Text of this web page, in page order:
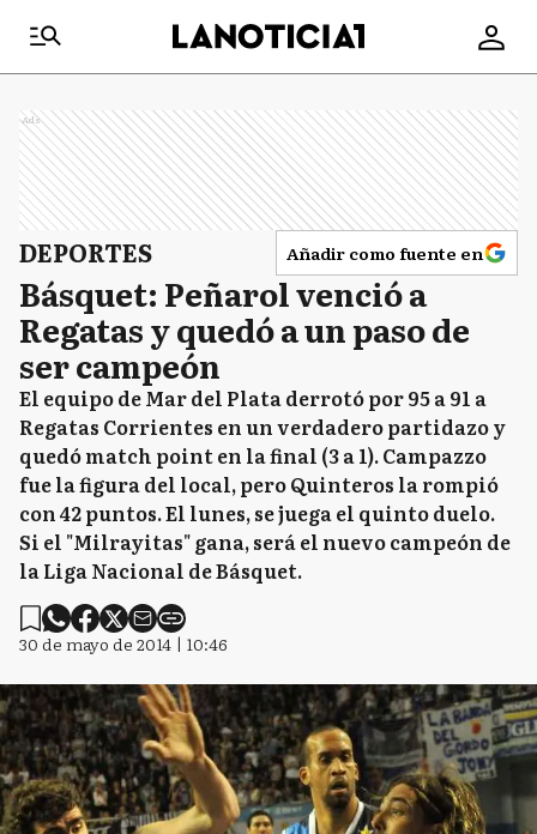
Ads
DEPORTES Añadir como fuente en
Básquet: Peñarol venció a
Regatas y quedó a un paso de
ser campeón
El equipo de Mar del Plata derrotó por 95 a 91 a
Regatas Corrientes en un verdadero partidazo y
quedó match point en la final (3 a 1). Campazzo
fue la figura del local, pero Quinteros la rompió
con 42 puntos. El lunes, se juega el quinto duelo.
Si el "Milrayitas" gana, será el nuevo campeón de
la Liga Nacional de Básquet.
30 de mayo de 2014 | 10:46